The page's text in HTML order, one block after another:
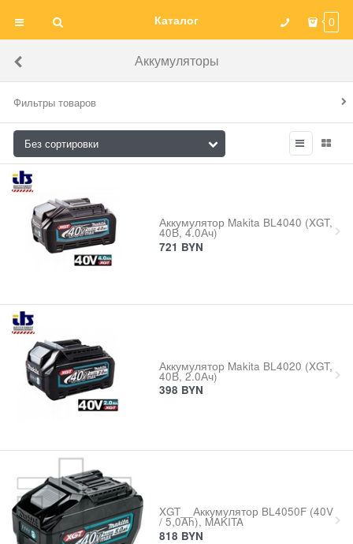
Каталог 0
Аккумуляторы
Фильтры товаров
Аккумулятор Makita BL4040 (XGT,
40В, 4.0Ач)
721 BYN
Аккумулятор Makita BL4020 (XGT,
40В, 2.0Ач)
398 BYN
XGT__Аккумулятор BL4050F (40V
/ 5,0Ah), MAKITA
818 BYN